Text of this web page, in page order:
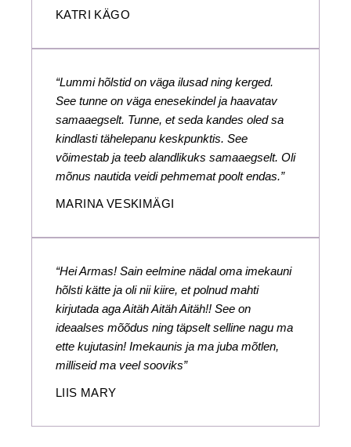
KATRI KÄGO
“Lummi hõlstid on väga ilusad ning kerged.
See tunne on väga enesekindel ja haavatav
samaaegselt. Tunne, et seda kandes oled sa
kindlasti tähelepanu keskpunktis. See
võimestab ja teeb alandlikuks samaaegselt. Oli
mõnus nautida veidi pehmemat poolt endas.”
MARINA VESKIMÄGI
“Hei Armas! Sain eelmine nädal oma imekauni
hõlsti kätte ja oli nii kiire, et polnud mahti
kirjutada aga Aitäh Aitäh Aitäh!! See on
ideaalses mõõdus ning täpselt selline nagu ma
ette kujutasin! Imekaunis ja ma juba mõtlen,
milliseid ma veel sooviks”
LIIS MARY